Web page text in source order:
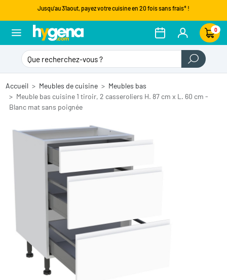
Jusqu'au 31aout, payez votre cuisine en 20 fois sans frais* !
0
Accueil Meubles de cuisine
Meubles bas
Meuble bas cuisine 1 tiroir, 2 casseroliers H. 87 cm x L. 60 cm -
Blanc mat sans poignée